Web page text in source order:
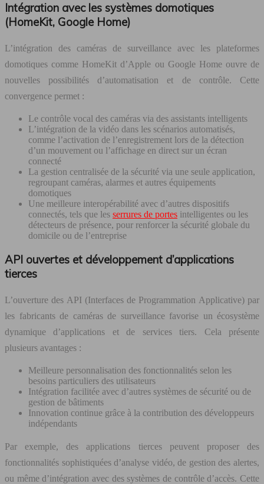
Intégration avec les systèmes domotiques
(HomeKit, Google Home)
L’intégration des caméras de surveillance avec les plateformes
domotiques comme HomeKit d’Apple ou Google Home ouvre de
nouvelles possibilités d’automatisation et de contrôle. Cette
convergence permet :
Le contrôle vocal des caméras via des assistants intelligents
L’intégration de la vidéo dans les scénarios automatisés,
comme l’activation de l’enregistrement lors de la détection
d’un mouvement ou l’affichage en direct sur un écran
connecté
La gestion centralisée de la sécurité via une seule application,
regroupant caméras, alarmes et autres équipements
domotiques
Une meilleure interopérabilité avec d’autres dispositifs
connectés, tels que les serrures de portes intelligentes ou les
détecteurs de présence, pour renforcer la sécurité globale du
domicile ou de l’entreprise
API ouvertes et développement d’applications
tierces
L’ouverture des API (Interfaces de Programmation Applicative) par
les fabricants de caméras de surveillance favorise un écosystème
dynamique d’applications et de services tiers. Cela présente
plusieurs avantages :
Meilleure personnalisation des fonctionnalités selon les
besoins particuliers des utilisateurs
Intégration facilitée avec d’autres systèmes de sécurité ou de
gestion de bâtiments
Innovation continue grâce à la contribution des développeurs
indépendants
Par exemple, des applications tierces peuvent proposer des
fonctionnalités sophistiquées d’analyse vidéo, de gestion des alertes,
ou même d’intégration avec des systèmes de contrôle d’accès. Cette